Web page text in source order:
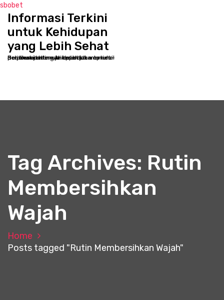
sbobet
Informasi Terkini
untuk Kehidupan
yang Lebih Sehat
Selamat datang di kppbcjakarta.net - Destinasi online Anda untuk memulai perjalanan menuju kesehatan optimal dan kesejahteraan holistik
Tag Archives: Rutin
Membersihkan
Wajah
Home
Posts tagged "Rutin Membersihkan Wajah"